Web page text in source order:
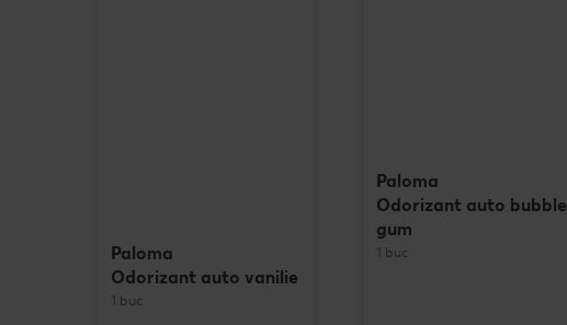
Paloma
Odorizant auto vanilie
1 buc
Paloma
Odorizant auto bubble
gum
1 buc